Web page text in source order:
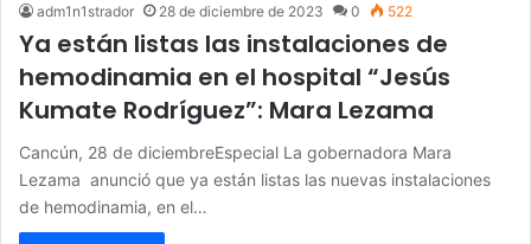
adm1n1strador 28 de diciembre de 2023 0 522
Ya están listas las instalaciones de
hemodinamia en el hospital “Jesús
Kumate Rodríguez”: Mara Lezama
Cancún, 28 de diciembreEspecial La gobernadora Mara
Lezama anunció que ya están listas las nuevas instalaciones
de hemodinamia, en el…